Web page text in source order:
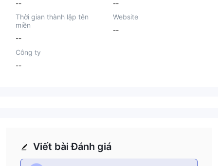
--
--
Thời gian thành lập tên
miền
--
Website
--
Công ty
--
Viết bài Đánh giá